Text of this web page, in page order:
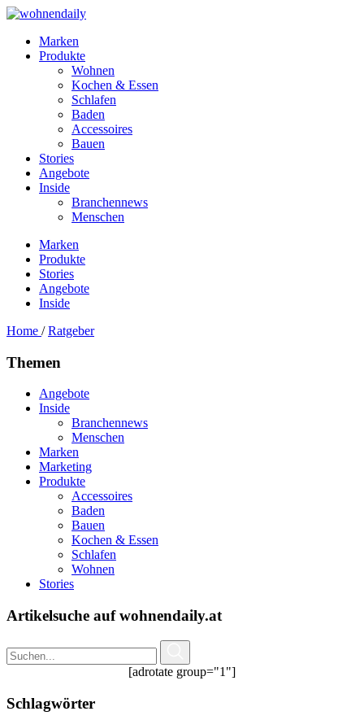
Marken
Produkte
Wohnen
Kochen & Essen
Schlafen
Baden
Accessoires
Bauen
Stories
Angebote
Inside
Branchennews
Menschen
Marken
Produkte
Stories
Angebote
Inside
Home /Ratgeber
Themen
Angebote
Inside
Branchennews
Menschen
Marken
Marketing
Produkte
Accessoires
Baden
Bauen
Kochen & Essen
Schlafen
Wohnen
Stories
Artikelsuche auf wohnendaily.at
[adrotate group="1"]
Schlagwörter